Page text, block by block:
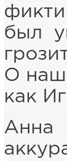
был
О
как